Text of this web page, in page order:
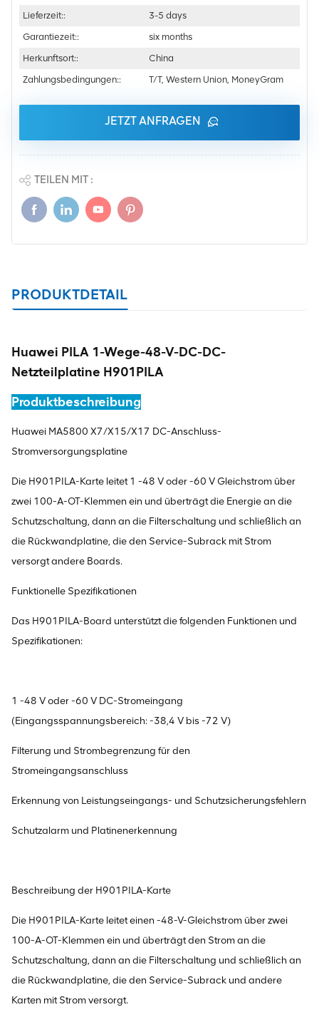
Lieferzeit::
3-5 days
Garantiezeit::
six months
Herkunftsort::
China
Zahlungsbedingungen::
T/T, Western Union, MoneyGram
JETZT ANFRAGEN
TEILEN MIT :
PRODUKTDETAIL
Huawei PILA 1-Wege-48-V-DC-DC-
Netzteilplatine H901PILA
Produktbeschreibung
Huawei MA5800 X7/X15/X17 DC-Anschluss-
Stromversorgungsplatine
Die H901PILA-Karte leitet 1 -48 V oder -60 V Gleichstrom über
zwei 100-A-OT-Klemmen ein und überträgt die Energie an die
Schutzschaltung, dann an die Filterschaltung und schließlich an
die Rückwandplatine, die den Service-Subrack mit Strom
versorgt andere Boards.
Funktionelle Spezifikationen
Das H901PILA-Board unterstützt die folgenden Funktionen und
Spezifikationen:
1 -48 V oder -60 V DC-Stromeingang
(Eingangsspannungsbereich: -38,4 V bis -72 V)
Filterung und Strombegrenzung für den
Stromeingangsanschluss
Erkennung von Leistungseingangs- und Schutzsicherungsfehlern
Schutzalarm und Platinenerkennung
Beschreibung der H901PILA-Karte
Die H901PILA-Karte leitet einen -48-V-Gleichstrom über zwei
100-A-OT-Klemmen ein und überträgt den Strom an die
Schutzschaltung, dann an die Filterschaltung und schließlich an
die Rückwandplatine, die den Service-Subrack und andere
Karten mit Strom versorgt.